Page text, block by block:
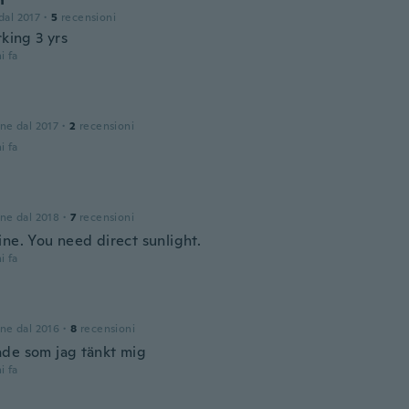
2017 · 5 recensioni
3 yrs
fa
dal 2017 · 2 recensioni
fa
dal 2018 · 7 recensioni
You need direct sunlight.
fa
dal 2016 · 8 recensioni
som jag tänkt mig
fa